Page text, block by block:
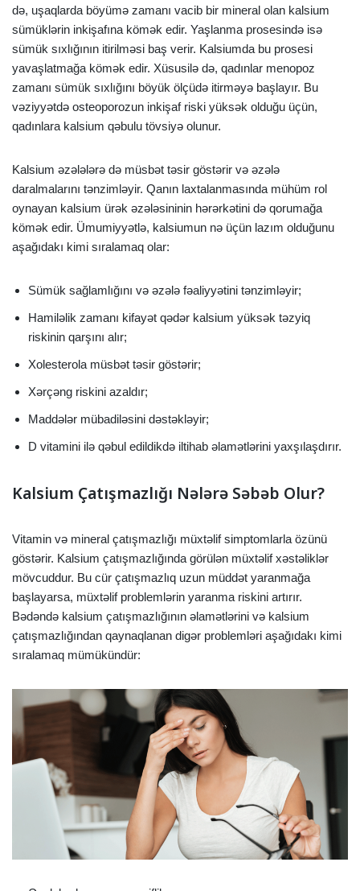
də, uşaqlarda böyümə zamanı vacib bir mineral olan kalsium
sümüklərin inkişafına kömək edir. Yaşlanma prosesində isə
sümük sıxlığının itirilməsi baş verir. Kalsiumda bu prosesi
yavaşlatmağa kömək edir. Xüsusilə də, qadınlar menopoz
zamanı sümük sıxlığını böyük ölçüdə itirməyə başlayır. Bu
vəziyyətdə osteoporozun inkişaf riski yüksək olduğu üçün,
qadınlara kalsium qəbulu tövsiyə olunur.
Kalsium əzələlərə də müsbət təsir göstərir və əzələ
daralmalarını tənzimləyir. Qanın laxtalanmasında mühüm rol
oynayan kalsium ürək əzələsininin hərərkətini də qorumağa
kömək edir. Ümumiyyətlə, kalsiumun nə üçün lazım olduğunu
aşağıdakı kimi sıralamaq olar:
Sümük sağlamlığını və əzələ fəaliyyətini tənzimləyir;
Hamiləlik zamanı kifayət qədər kalsium yüksək təzyiq
riskinin qarşını alır;
Xolesterola müsbət təsir göstərir;
Xərçəng riskini azaldır;
Maddələr mübadiləsini dəstəkləyir;
D vitamini ilə qəbul edildikdə iltihab əlamətlərini yaxşılaşdırır.
Kalsium Çatışmazlığı Nələrə Səbəb Olur?
Vitamin və mineral çatışmazlığı müxtəlif simptomlarla özünü
göstərir. Kalsium çatışmazlığında görülən müxtəlif xəstəliklər
mövcuddur. Bu cür çatışmazlıq uzun müddət yaranmağa
başlayarsa, müxtəlif problemlərin yaranma riskini artırır.
Bədəndə kalsium çatışmazlığının əlamətlərini və kalsium
çatışmazlığından qaynaqlanan digər problemləri aşağıdakı kimi
sıralamaq mümükündür: